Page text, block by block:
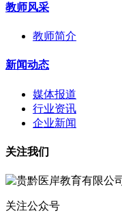
教师风采
教师简介
新闻动态
媒体报道
行业资讯
企业新闻
关注我们
关注公众号